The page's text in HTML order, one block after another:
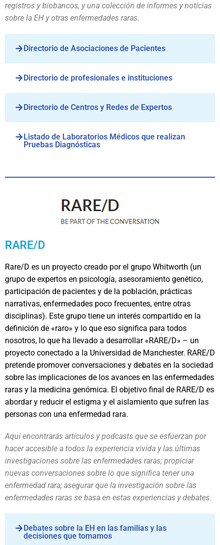
registros y biobancos, y una colección de informes y noticias
sobre la EH y otras enfermedades raras.
Directorio de Asociaciones de Pacientes
Directorio de profesionales e instituciones
Directorio de Centros y Redes de Expertos
Listado de Laboratorios Médicos que realizan
Pruebas Diagnósticas
RARE/D
Rare/D es un proyecto creado por el grupo Whitworth (un
grupo de expertos en psicología, asesoramiento genético,
participación de pacientes y de la población, prácticas
narrativas, enfermedades poco frecuentes, entre otras
disciplinas). Este grupo tiene un interés compartido en la
definición de «raro» y lo que eso significa para todos
nosotros, lo que ha llevado a desarrollar «RARE/D» – un
proyecto conectado a la Universidad de Manchester. RARE/D
pretende promover conversaciones y debates en la sociedad
sobre las implicaciones de los avances en las enfermedades
raras y la medicina genómica. El objetivo final de RARE/D es
abordar y reducir el estigma y el aislamiento que sufren las
personas con una enfermedad rara.
Aquí encontrarás artículos y podcasts que se esfuerzan por
hacer accesible a todos la experiencia vivida y las últimas
investigaciones sobre las enfermedades raras; propiciar
nuevas conversaciones sobre lo que significa tener una
enfermedad rara; asegurar que la investigación sobre las
enfermedades raras se basa en estas experiencias y debates.
Debates sobre la EH en las familias y las
decisiones que tomamos